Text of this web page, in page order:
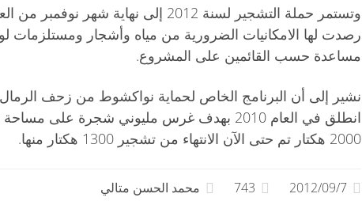
وتستمر حملة التشجير لسنة 2012 إلى نهاية شهر
رصدت لها الامكانيات الضرورية من مياه وأشجار ومستلزمات
مساعدة حسب القائمين على المشروع.
نشير إلى أن البرنامج الخاص لحماية نواكشوط من زحف الرمال
انطلق في العام 2010 بهدف غرس مليوني شجرة على
2000 هكتار تم حتى الآن الانتهاء من تشجير 1300 هكتار منها.
2012/09/7
743 محمد الحسن متالي